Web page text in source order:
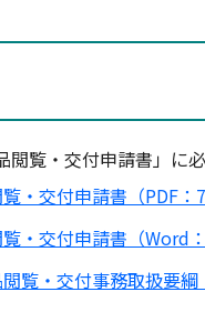
覧・交付申請書」に
・交付申請書（PDF：
・交付申請書（Word：
覧・交付事務取扱要綱